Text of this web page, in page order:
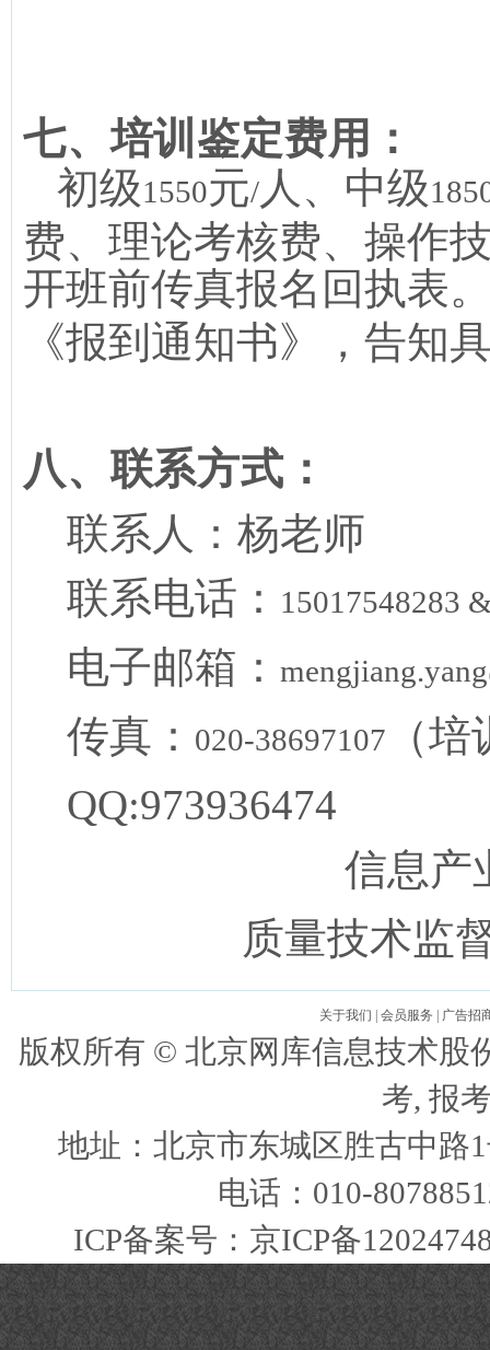
七、培训鉴定费用：
初级1550元/人、中级
费、理论考核费、操作
开班前传真报名回执表
《报到通知书》，告知
八、联系方式：
联系人：杨老师
联系电话： 15017548283
电子邮箱：
传真： 020-38697107
（
QQ:973936474
信息产
质量技术监
关于我们 会员服务 广告招
版权所有 © 北京网库信息技术股
考, 报
地址：北京市东城区胜古中
电话：010-
ICP备案号： 京ICP备